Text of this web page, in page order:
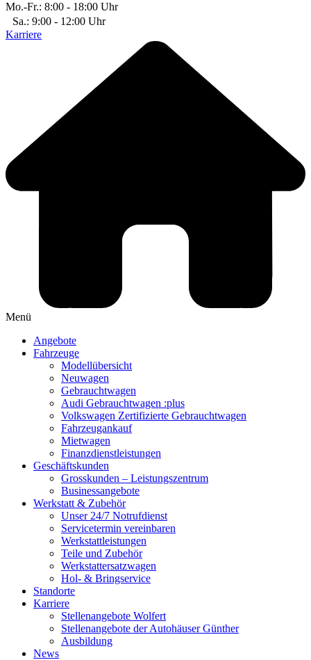
Mo.-Fr.: 8:00 - 18:00 Uhr
Sa.: 9:00 - 12:00 Uhr
Karriere
Menü
Angebote
Fahrzeuge
Modellübersicht
Neuwagen
Gebrauchtwagen
Audi Gebrauchtwagen :plus
Volkswagen Zertifizierte Gebrauchtwagen
Fahrzeugankauf
Mietwagen
Finanzdienstleistungen
Geschäftskunden
Grosskunden – Leistungszentrum
Businessangebote
Werkstatt & Zubehör
Unser 24/7 Notrufdienst
Servicetermin vereinbaren
Werkstattleistungen
Teile und Zubehör
Werkstattersatzwagen
Hol- & Bringservice
Standorte
Karriere
Stellenangebote Wolfert
Stellenangebote der Autohäuser Günther
Ausbildung
News